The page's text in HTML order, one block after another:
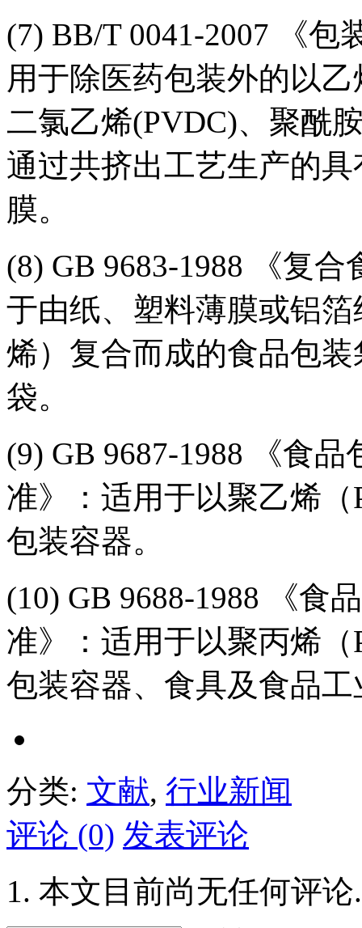
(7) BB/T 0041-2007 《
用于除医药包装外的以
二氯乙烯(PVDC)、聚酰
通过共挤出工艺生产的
膜。
(8) GB 9683-1988 《复
于由纸、塑料薄膜或铝
烯）复合而成的食品包
袋。
(9) GB 9687-1988 《食
准》：适用于以聚乙烯
包装容器。
(10) GB 9688-1988 《食
准》：适用于以聚丙烯
包装容器、食具及食品
分类: 文献, 行业新闻
评论 (0) 发表评论
本文目前尚无任何评论.